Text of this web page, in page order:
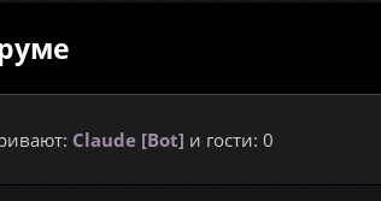
Claude [Bot] и гости: 0